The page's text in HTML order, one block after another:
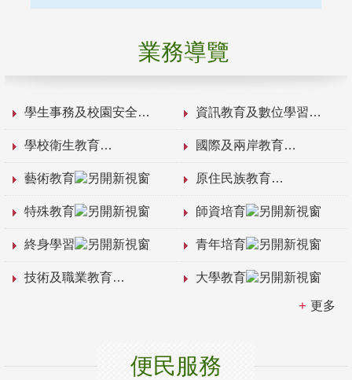
業務導覽
學生事務及校園安全 資訊教育及數位學習
學校衛生教育 國際及兩岸教育
藝術教育 原住民族教育
特殊教育 師資培育
終身學習 青年培育
技術及職業教育 大學教育
更多
便民服務